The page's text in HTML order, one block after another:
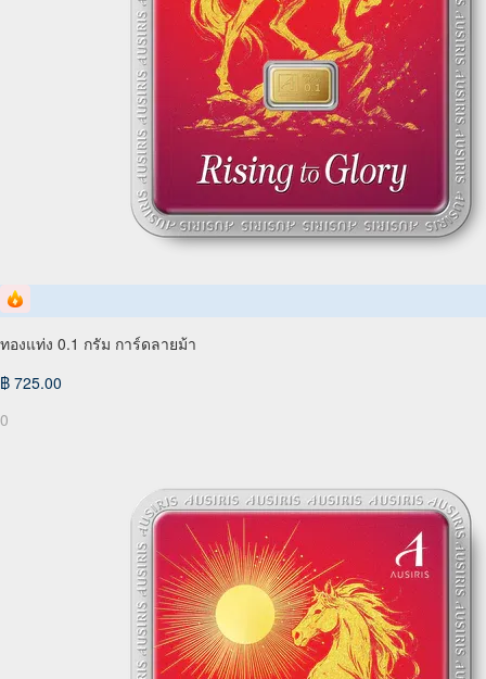
ทองแท่ง 0.1 กรัม การ์ดลายม้า
฿ 725.00
0